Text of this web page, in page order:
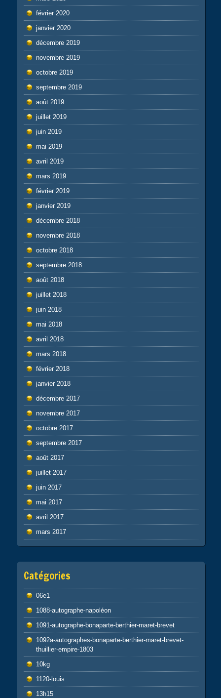
février 2020
janvier 2020
décembre 2019
novembre 2019
octobre 2019
septembre 2019
août 2019
juillet 2019
juin 2019
mai 2019
avril 2019
mars 2019
février 2019
janvier 2019
décembre 2018
novembre 2018
octobre 2018
septembre 2018
août 2018
juillet 2018
juin 2018
mai 2018
avril 2018
mars 2018
février 2018
janvier 2018
décembre 2017
novembre 2017
octobre 2017
septembre 2017
août 2017
juillet 2017
juin 2017
mai 2017
avril 2017
mars 2017
Catégories
06e1
1088-autographe-napoléon
1091-autographe-bonaparte-berthier-maret-brevet
1092a-autographes-bonaparte-berthier-maret-brevet-
thuillier-empire-1803
10kg
1120-louis
13h15